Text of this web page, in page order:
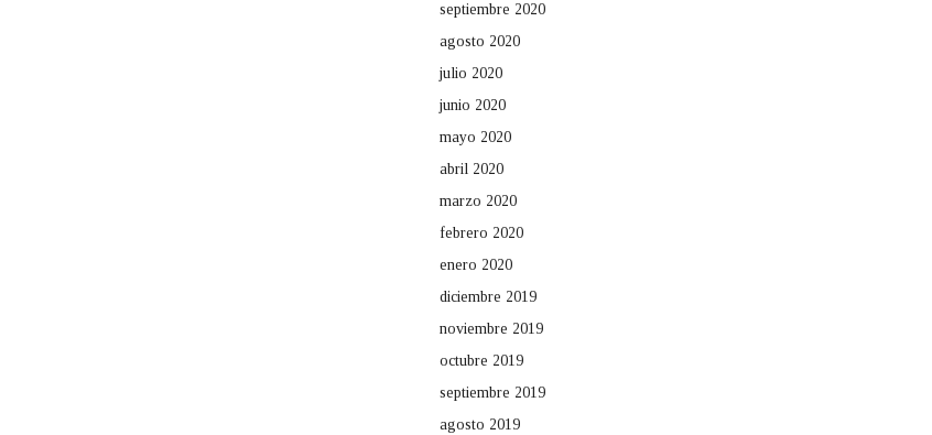
septiembre 2020
agosto 2020
julio 2020
junio 2020
mayo 2020
abril 2020
marzo 2020
febrero 2020
enero 2020
diciembre 2019
noviembre 2019
octubre 2019
septiembre 2019
agosto 2019